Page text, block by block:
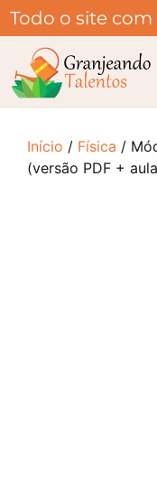
Todo o site com
Início / Física /
(versão PDF +